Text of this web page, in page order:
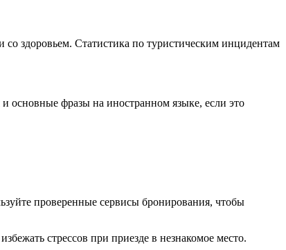
здоровьем. Статистика по туристическим инцидентам
основные фразы на иностранном языке, если это
проверенные сервисы бронирования, чтобы
стрессов при приезде в незнакомое место.